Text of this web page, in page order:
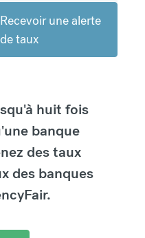
Recevoir une alerte
de taux
huit fois
banque
des taux
des banques